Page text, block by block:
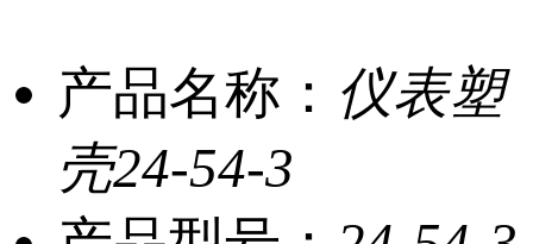
产品名称： 仪表塑
壳24-54-3